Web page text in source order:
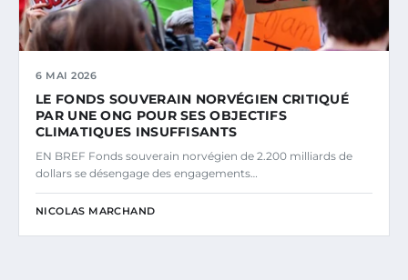
6 MAI 2026
LE FONDS SOUVERAIN NORVÉGIEN CRITIQUÉ
PAR UNE ONG POUR SES OBJECTIFS
CLIMATIQUES INSUFFISANTS
EN BREF Fonds souverain norvégien de 2.200 milliards de
dollars se désengage des engagements…
NICOLAS MARCHAND